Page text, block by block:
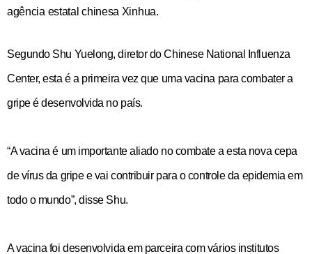
agência estatal chinesa Xinhua.
Segundo Shu Yuelong, diretor do Chinese National Influenza
Center, esta é a primeira vez que uma vacina para combater a
gripe é desenvolvida no país.
“A vacina é um importante aliado no combate a esta nova cepa
de vírus da gripe e vai contribuir para o controle da epidemia em
todo o mundo”, disse Shu.
A vacina foi desenvolvida em parceira com vários institutos